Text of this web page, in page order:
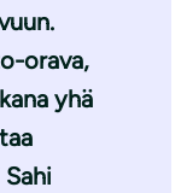
orava,
yhä